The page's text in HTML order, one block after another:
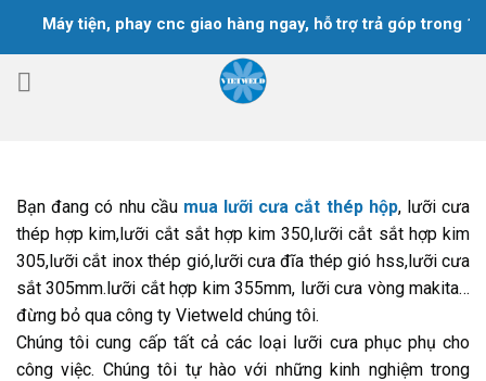
Chuyển
dung
Máy tiện, phay cnc giao hàng ngay, hỗ trợ trả góp trong 18
Bạn đang có nhu cầu mua lưỡi cưa cắt thép hộp, lưỡi cưa
thép hợp kim,lưỡi cắt sắt hợp kim 350,lưỡi cắt sắt hợp kim
305,lưỡi cắt inox thép gió,lưỡi cưa đĩa thép gió hss,lưỡi cưa
sắt 305mm.lưỡi cắt hợp kim 355mm, lưỡi cưa vòng makita…
đừng bỏ qua công ty Vietweld chúng tôi.
Chúng tôi cung cấp tất cả các loại lưỡi cưa phục phụ cho
công việc. Chúng tôi tự hào với những kinh nghiệm trong